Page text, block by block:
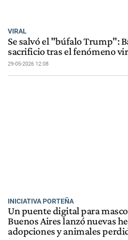
VIRAL
Se salvó el "búfalo Trump":
sacrificio tras el fenómeno
29-05-2026 12:08
INICIATIVA PORTEÑA
Un puente digital para
Buenos Aires lanzó nuevas
adopciones y animales